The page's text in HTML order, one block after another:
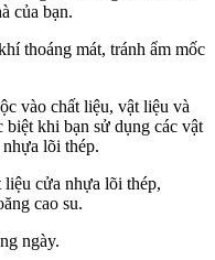
của bạn.
thoáng mát, tránh ẩm mốc
vào chất liệu, vật liệu và
khi bạn sử dụng các vật
lõi thép.
cửa nhựa lõi thép,
cao su.
ngày.